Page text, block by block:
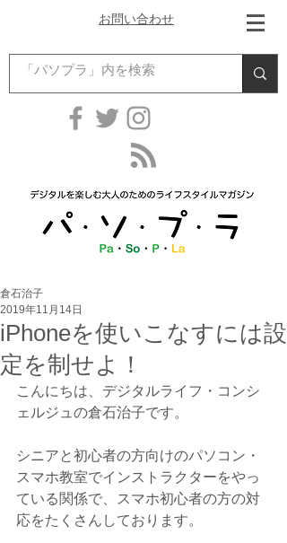
お問い合わせ
iPhoneを使いこなすには設
定を制せよ！
倉石治子
2019年11月14日
こんにちは、デジタルライフ・コンシ
ェルジュの倉石治子です。
シニアと初心者の方向けのパソコン・
スマホ教室でインストラクターをやっ
ている関係で、スマホ初心者の方の対
応をたくさんしております。